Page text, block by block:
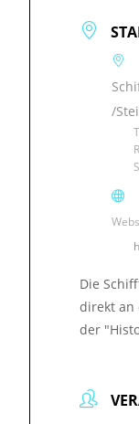
/
Die
direkt an
der